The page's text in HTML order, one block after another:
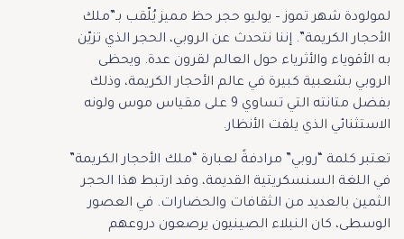
لمولودة شهر تموز – يوليو حجر حظ مميز يُلّقب بـ”ملك
الأحجار الكريمة”. إننا نتحدث عن الروبي، الحجر الذي تزيّن
به الأقوياء والأثرياء حول العالم لقرون عدة. ويحظى
الروبي بشعبية كبيرة في عالم الأحجار الكريمة، وذلك
بفضل متانته التي تساوي 9 على مقياس موس ولونه
الاستثنائي الذي يلفت الأنظار.
تعتبر كلمة “روبي” مرادفةً لعبارة “ملك الأحجار الكريمة”
في اللغة السنسكريتية القديمة، وقد ارتبط هذا الحجر
الثمين بالعديد من الثقافات والحضارات. في العصور
الوسطى، كان النبلاء الصينيون يرصعون دروعهم